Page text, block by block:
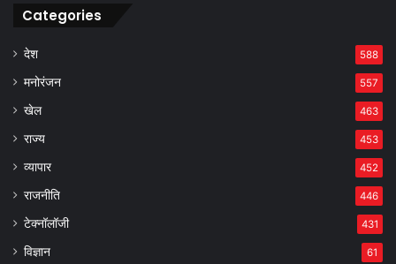
Categories
देश 588
मनोरंजन 557
खेल 463
राज्य 453
व्यापार 452
राजनीति 446
टेक्नॉलॉजी 431
विज्ञान 61